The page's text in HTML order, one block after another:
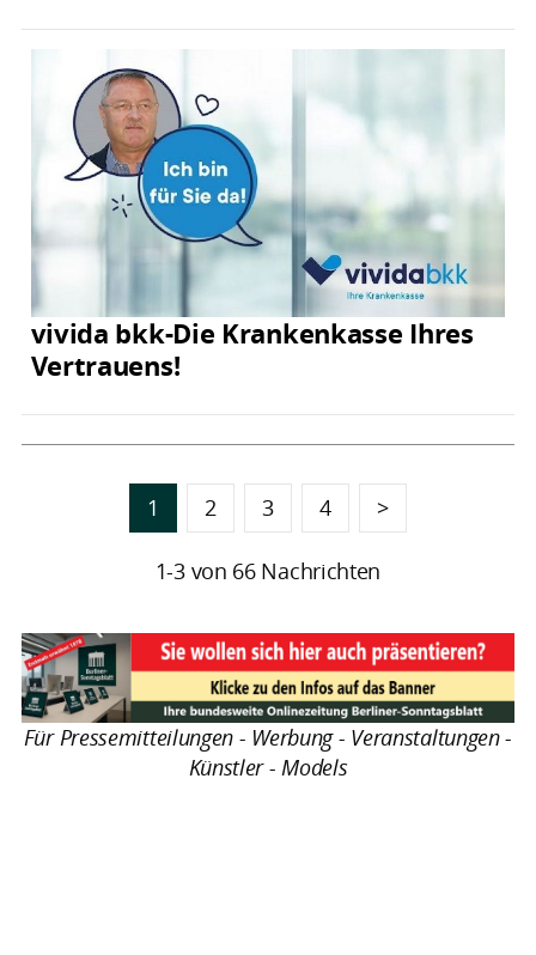
vivida bkk-Die Krankenkasse Ihres
Vertrauens!
1 2 3 4 >
1-3 von 66 Nachrichten
Für Pressemitteilungen - Werbung - Veranstaltungen -
Künstler - Models